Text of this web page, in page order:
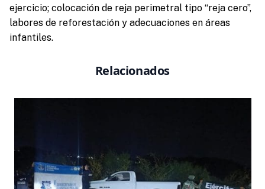
ejercicio; colocación de reja perimetral tipo “reja cero”,
labores de reforestación y adecuaciones en áreas
infantiles.
Relacionados